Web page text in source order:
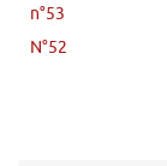
n°53
N°52